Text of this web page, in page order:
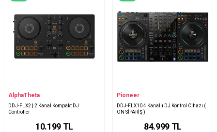
AlphaTheta
DDJ-FLX2 | 2 Kanal Kompakt DJ
Controller
10.199TL
Pioneer
DDJ-FLX10 4 Kanallı DJ Kontrol Cihazı (
ÖN SİPARİŞ )
84.999TL